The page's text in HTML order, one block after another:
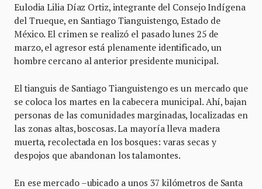
Eulodia Lilia Díaz Ortiz, integrante del Consejo Indígena
del Trueque, en Santiago Tianguistengo, Estado de
México. El crimen se realizó el pasado lunes 25 de
marzo, el agresor está plenamente identificado, un
hombre cercano al anterior presidente municipal.
El tianguis de Santiago Tianguistengo es un mercado que
se coloca los martes en la cabecera municipal. Ahí, bajan
personas de las comunidades marginadas, localizadas en
las zonas altas, boscosas. La mayoría lleva madera
muerta, recolectada en los bosques: varas secas y
despojos que abandonan los talamontes.
En ese mercado –ubicado a unos 37 kilómetros de Santa